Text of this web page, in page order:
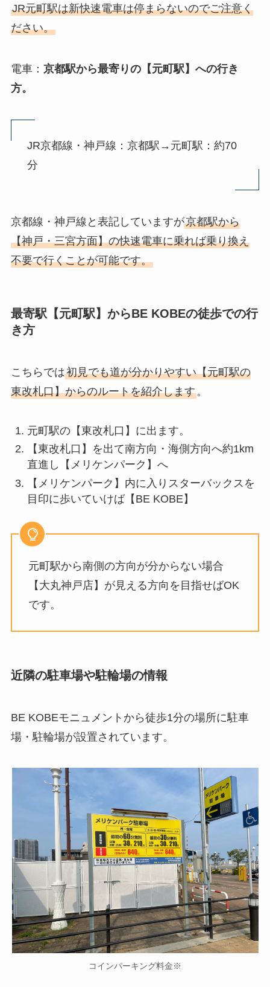
JR元町駅は新快速電車は停まらないのでご注意く
ださい。
電車： 京都駅から最寄りの【元町駅】への行き
方。
JR京都線・神戸線：京都駅→元町駅：約70
分
京都線・神戸線と表記していますが京都駅から
【神戸・三宮方面】の快速電車に乗れば乗り換え
不要で行くことが可能です。
最寄駅【元町駅】からBE KOBEの徒歩での行
き方
こちらでは初見でも道が分かりやすい【元町駅の
東改札口】からのルートを紹介します。
元町駅の【東改札口】に出ます。
【東改札口】を出て南方向・海側方向へ約1km
直進し【メリケンパーク】へ
【メリケンパーク】内に入りスターバックスを
目印に歩いていけば【BE KOBE】
元町駅から南側の方向が分からない場合
【大丸神戸店】が見える方向を目指せばOK
です。
近隣の駐車場や駐輪場の情報
BE KOBEモニュメントから徒歩1分の場所に駐車
場・駐輪場が設置されています。
コインパーキング料金※